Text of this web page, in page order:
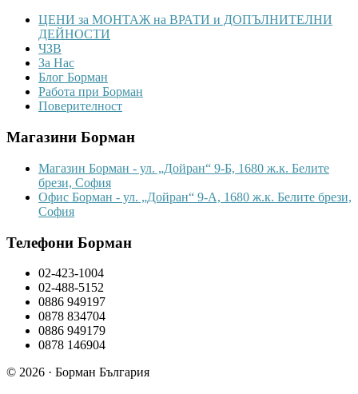
FooterЦЕНИ за МОНТАЖ на ВРАТИ и ДОПЪЛНИТЕЛНИ
ДЕЙНОСТИ
ЧЗВ
За Нас
Блог Борман
Работа при Борман
Поверителност
Магазини Борман
Магазин Борман - ул. „Дойран“ 9-Б, 1680 ж.к. Белите
брези, София
Офис Борман - ул. „Дойран“ 9-А, 1680 ж.к. Белите брези,
София
Телефони Борман
02-423-1004
02-488-5152
0886 949197
0878 834704
0886 949179
0878 146904
© 2026 · Борман България